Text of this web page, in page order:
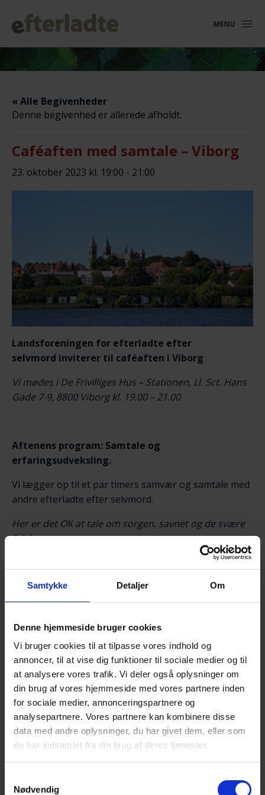
Samtykke Detaljer Om
Denne hjemmeside bruger cookies
Vi bruger cookies til at tilpasse vores indhold og
annoncer, til at vise dig funktioner til sociale medier og til
at analysere vores trafik. Vi deler også oplysninger om
din brug af vores hjemmeside med vores partnere inden
for sociale medier, annonceringspartnere og
analysepartnere. Vores partnere kan kombinere disse
data med andre oplysninger, du har givet dem, eller som
de har indsamlet fra din brug af deres tjenester.
Nødvendig
MENU
« Alle Begivenheder
Denne begivenhed er allerede afholdt.
Caféaften med samtale – Viborg
23. oktober 2023 kl. 19:00 - 21:00
Landsforeningen for efterladte efter
selvmord inviterer til caféaften i Viborg
Vi mødes i De Frivilliges Hus – Stationen, Ll. Sct. Hans
Gade 7-9, 8800 Viborg kl. 19.00 – 21.00
Aftenens program: Samtale og
erfaringsudveksling.
Vi lægger op til et par timers samvær og samtale med
andre efterladte efter selvmord.
Her er det OK at tale om sorgen, savnet og de svære
følelser.
Det der tales om er i fortrolighed mellem deltagerne.
NB! – Tilmelding senest lørdag 21. oktober kl.
https://efterladte.nemtilmeld.dk/282/
Alle er velkomne!
Til vore arrangementer møder du andre
efterladte efter selvmord.
Du får mulighed for at tale og dele erfaringer
med andre i en lignende situation som dig. – I
fortrolighed mellem deltagerne, naturligvis.
Du får mulighed for et varmt, uformelt samvær i